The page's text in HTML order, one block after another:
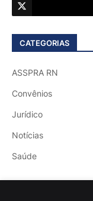
CATEGORIAS
ASSPRA RN
Convênios
Jurídico
Notícias
Saúde